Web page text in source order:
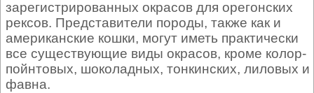
зарегистрированных окрасов для орегонских
рексов. Представители породы, также как и
американские кошки, могут иметь практически
все существующие виды окрасов, кроме колор-
пойнтовых, шоколадных, тонкинских, лиловых и
фавна.